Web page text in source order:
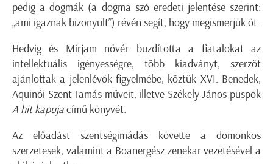
pedig a dogmák (a dogma szó eredeti jelentése szerint:
„ami igaznak bizonyult”) révén segít, hogy megismerjük őt.
Hedvig és Mirjam nővér buzdította a fiatalokat az
intellektuális igényességre, több kiadványt, szerzőt
ajánlottak a jelenlévők figyelmébe, köztük XVI. Benedek,
Aquinói Szent Tamás műveit, illetve Székely János püspök
A hit kapujacímű könyvét.
Az előadást szentségimádás követte a domonkos
szerzetesek, valamint a Boanergész zenekar vezetésével a